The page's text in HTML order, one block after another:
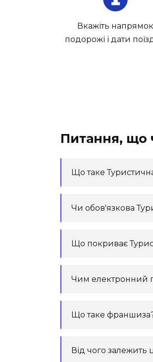
Вкажіть напрямок
подорожі і дати
Питання, що
Що таке
Чи обов'язкова
Що покриває
Чим електронний
Що таке
Від чого залежить